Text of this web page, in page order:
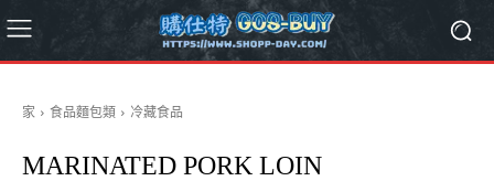
家 食品麵包類 冷藏食品
MARINATED PORK LOIN